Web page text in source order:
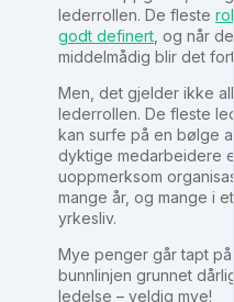
lederrollen. De fleste
godt definert , og når
middelmådig blir det
Men, det gjelder ikke
lederrollen. De fleste
kan surfe på en bølge
dyktige medarbeidere
uoppmerksom
mange år, og mange i
yrkesliv.
Mye penger går tapt på
bunnlinjen grunnet
ledelse – veldig mye!